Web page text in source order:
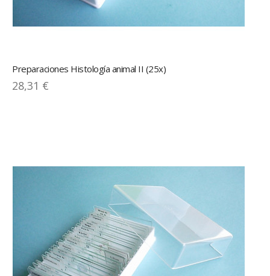
Preparaciones Histología animal II (25x)
28,31 €